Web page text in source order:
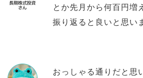
とか先月から何百円増
振り返ると良いと思い
おっしゃる通りだと思